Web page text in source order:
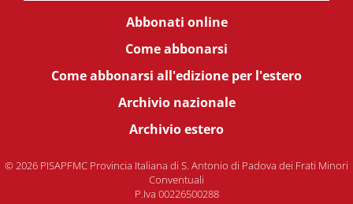
Abbonati online
Come abbonarsi
Come abbonarsi all'edizione per l'estero
Archivio nazionale
Archivio estero
© 2026 PISAPFMC Provincia Italiana di S. Antonio di Padova dei Frati Minori
Conventuali
P.Iva 00226500288